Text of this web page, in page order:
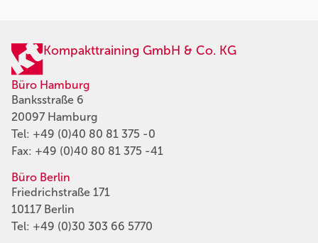
Kompakttraining GmbH & Co. KG
Büro Hamburg
Banksstraße 6
20097 Hamburg
Tel: +49 (0)40 80 81 375 -0
Fax: +49 (0)40 80 81 375 -41
Büro Berlin
Friedrichstraße 171
10117 Berlin
Tel: +49 (0)30 303 66 5770